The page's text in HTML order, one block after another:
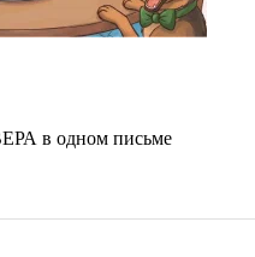
в одном письме